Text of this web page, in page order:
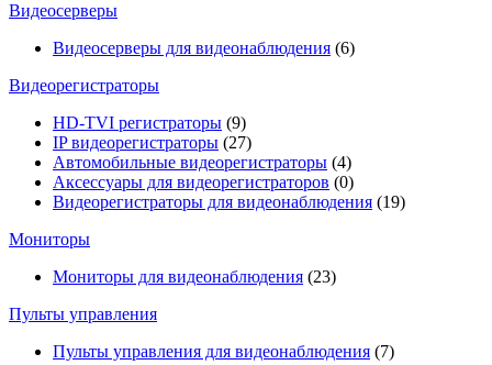
Видеосерверы
Видеосерверы для видеонаблюдения (6)
Видеорегистраторы
HD-TVI регистраторы (9)
IP видеорегистраторы (27)
Автомобильные видеорегистраторы (4)
Аксессуары для видеорегистраторов (0)
Видеорегистраторы для видеонаблюдения (19)
Мониторы
Мониторы для видеонаблюдения (23)
Пульты управления
Пульты управления для видеонаблюдения (7)